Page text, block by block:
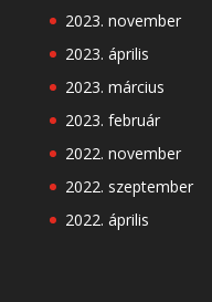
2023. november
2023. április
2023. március
2023. február
2022. november
2022. szeptember
2022. április